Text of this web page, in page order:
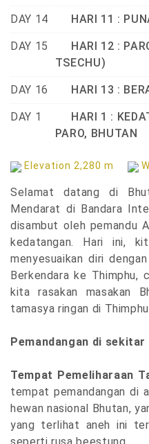
DAY 14 HARI 11 :
DAY 15
HARI 12 :
TSECHU)
DAY 16 HARI 13 :
DAY 1
HARI 1 :
PARO, BHUTAN
Elevation 2,280 m
Selamat datang di
Mendarat di Bandara
disambut oleh pemandu
kedatangan. Hari ini,
menyesuaikan diri
Berkendara ke
kita rasakan masakan
tamasya ringan di
Pemandangan di sekitar
Tempat Pemeliharaan
tempat pemandangan di
hewan nasional Bhutan,
yang terlihat aneh ini